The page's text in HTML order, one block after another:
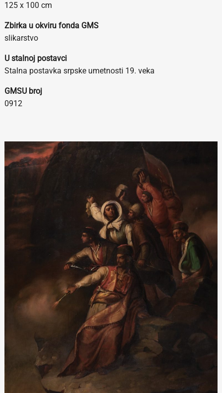
125 x 100 cm
Zbirka u okviru fonda GMS
slikarstvo
U stalnoj postavci
Stalna postavka srpske umetnosti 19. veka
GMSU broj
0912